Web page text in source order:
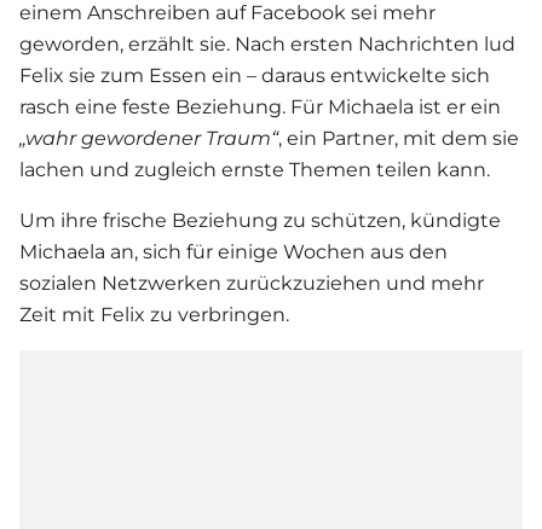
einem Anschreiben auf Facebook sei mehr
geworden, erzählt sie. Nach ersten Nachrichten lud
Felix sie zum Essen ein – daraus entwickelte sich
rasch eine feste Beziehung. Für Michaela ist er ein
„wahr gewordener Traum“, ein Partner, mit dem sie
lachen und zugleich ernste Themen teilen kann.
Um ihre frische Beziehung zu schützen, kündigte
Michaela an, sich für einige Wochen aus den
sozialen Netzwerken zurückzuziehen und mehr
Zeit mit Felix zu verbringen.